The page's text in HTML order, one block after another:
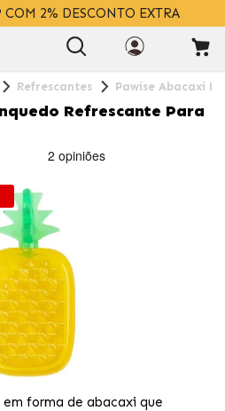
COM 2% DESCONTO EXTRA
Refrescantes Pawise Abacaxi
Refrescante Para
em forma de abacaxi que